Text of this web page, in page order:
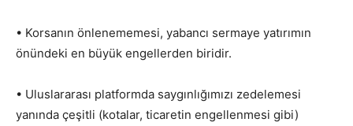
• Korsanın önlenememesi, yabancı sermaye yatırımın
önündeki en büyük engellerden biridir.
• Uluslararası platformda saygınlığımızı zedelemesi
yanında çeşitli (kotalar, ticaretin engellenmesi gibi)